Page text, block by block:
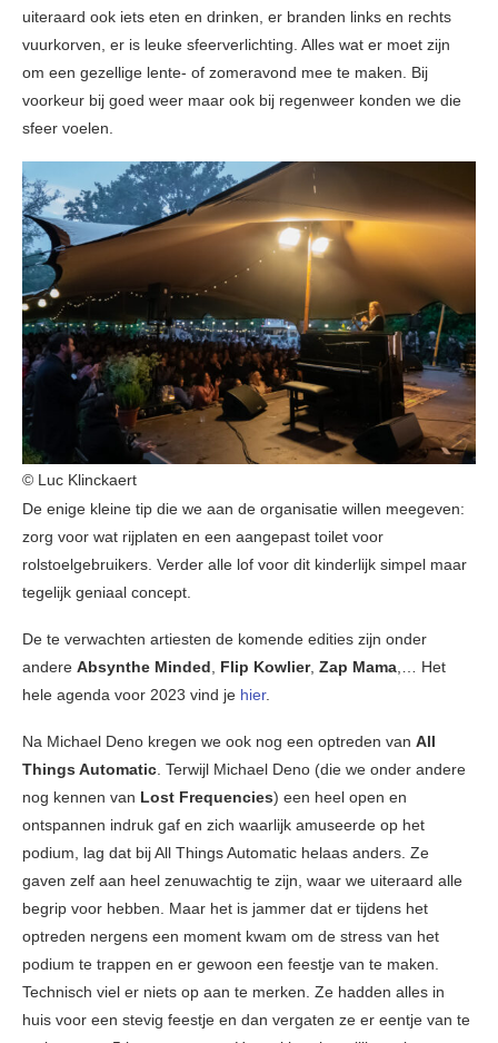
uiteraard ook iets eten en drinken, er branden links en rechts
vuurkorven, er is leuke sfeerverlichting. Alles wat er moet zijn
om een gezellige lente- of zomeravond mee te maken. Bij
voorkeur bij goed weer maar ook bij regenweer konden we die
sfeer voelen.
© Luc Klinckaert
De enige kleine tip die we aan de organisatie willen meegeven:
zorg voor wat rijplaten en een aangepast toilet voor
rolstoelgebruikers. Verder alle lof voor dit kinderlijk simpel maar
tegelijk geniaal concept.
De te verwachten artiesten de komende edities zijn onder
andere Absynthe Minded, Flip Kowlier, Zap Mama,… Het
hele agenda voor 2023 vind je hier.
Na Michael Deno kregen we ook nog een optreden van All
Things Automatic. Terwijl Michael Deno (die we onder andere
nog kennen van Lost Frequencies) een heel open en
ontspannen indruk gaf en zich waarlijk amuseerde op het
podium, lag dat bij All Things Automatic helaas anders. Ze
gaven zelf aan heel zenuwachtig te zijn, waar we uiteraard alle
begrip voor hebben. Maar het is jammer dat er tijdens het
optreden nergens een moment kwam om de stress van het
podium te trappen en er gewoon een feestje van te maken.
Technisch viel er niets op aan te merken. Ze hadden alles in
huis voor een stevig feestje en dan vergaten ze er eentje van te